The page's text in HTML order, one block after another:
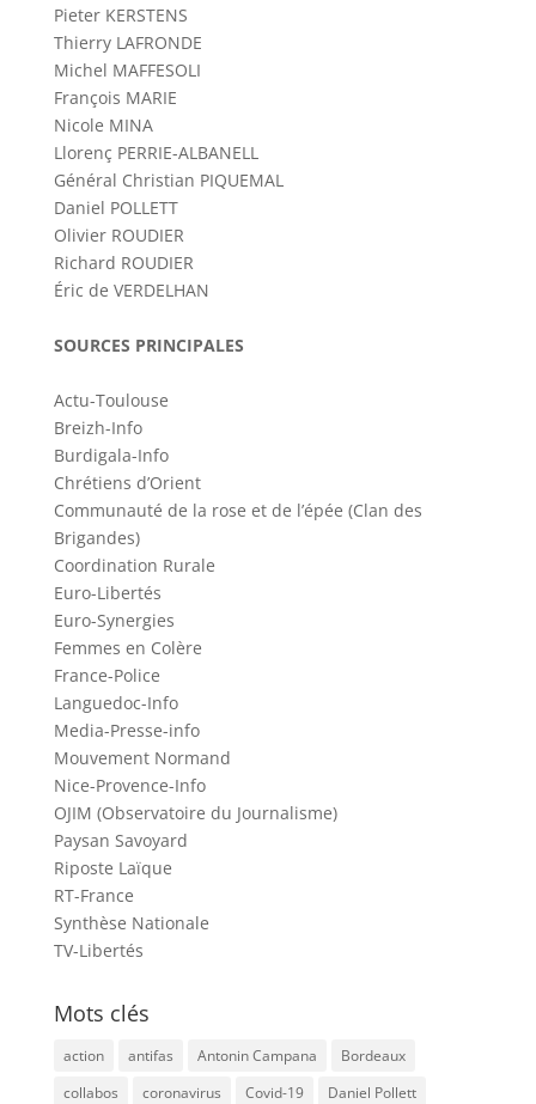
Pieter KERSTENS
Thierry LAFRONDE
Michel MAFFESOLI
François MARIE
Nicole MINA
Llorenç PERRIE-ALBANELL
Général Christian PIQUEMAL
Daniel POLLETT
Olivier ROUDIER
Richard ROUDIER
Éric de VERDELHAN
SOURCES PRINCIPALES
Actu-Toulouse
Breizh-Info
Burdigala-Info
Chrétiens d’Orient
Communauté de la rose et de l’épée (Clan des
Brigandes)
Coordination Rurale
Euro-Libertés
Euro-Synergies
Femmes en Colère
France-Police
Languedoc-Info
Media-Presse-info
Mouvement Normand
Nice-Provence-Info
OJIM (Observatoire du Journalisme)
Paysan Savoyard
Riposte Laïque
RT-France
Synthèse Nationale
TV-Libertés
Mots clés
action antifas Antonin Campana
Bordeaux
collabos
coronavirus Covid-19
Daniel Pollett